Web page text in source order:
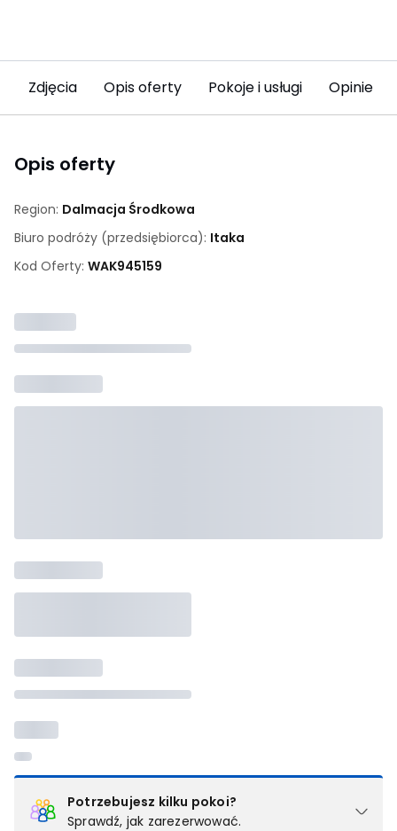
Zdjęcia Opis oferty Pokoje i usługi Opinie
Opis oferty
Region: Dalmacja Środkowa
Biuro podróży (przedsiębiorca): Itaka
Kod Oferty: WAK945159
Potrzebujesz kilku pokoi?
Sprawdź, jak zarezerwować.